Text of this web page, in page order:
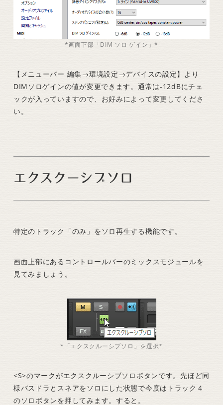
*画面下部「DIM ソロ ゲイン」*
【メニューバー 編集→環境設定→デバイスの設定】より
DIMソロゲインの値が変更できます。通常は-12dBにチェ
ックが入っていますので、お好みによって変更してくださ
い。
エクスクーシブソロ
特定のトラック「のみ」をソロ再生する機能です。
画面上部にあるコントロールバーのミックスモジュールを
見てみましょう。
*「エクスクルーシブソロ」を選択*
<S>のマークがエクスクルーシブソロボタンです。先ほど同
様バスドラとスネアをソロにした状態で今度はトラック４
のソロボタンを押してみます。すると。